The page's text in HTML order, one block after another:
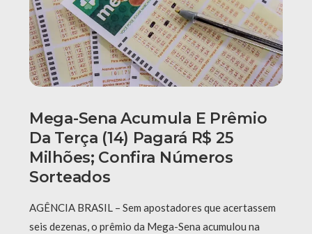
Mega-Sena Acumula E Prêmio
Da Terça (14) Pagará R$ 25
Milhões; Confira Números
Sorteados
AGÊNCIA BRASIL – Sem apostadores que acertassem
seis dezenas, o prêmio da Mega-Sena acumulou na